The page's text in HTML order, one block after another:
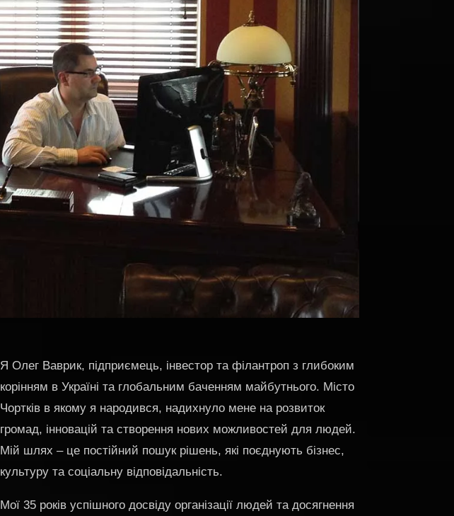
Я Олег Ваврик, підприємець, інвестор та філантроп з глибоким
корінням в Україні та глобальним баченням майбутнього. Місто
Чортків в якому я народився, надихнуло мене на розвиток
громад, інновацій та створення нових можливостей для людей.
Мій шлях – це постійний пошук рішень, які поєднують бізнес,
культуру та соціальну відповідальність.
Мої 35 років успішного досвіду організації людей та досягнення